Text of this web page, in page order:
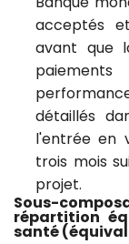
acceptés
avant que
détaillés
l'entrée en
trois mois
projet.
Sous-
répartition
santé